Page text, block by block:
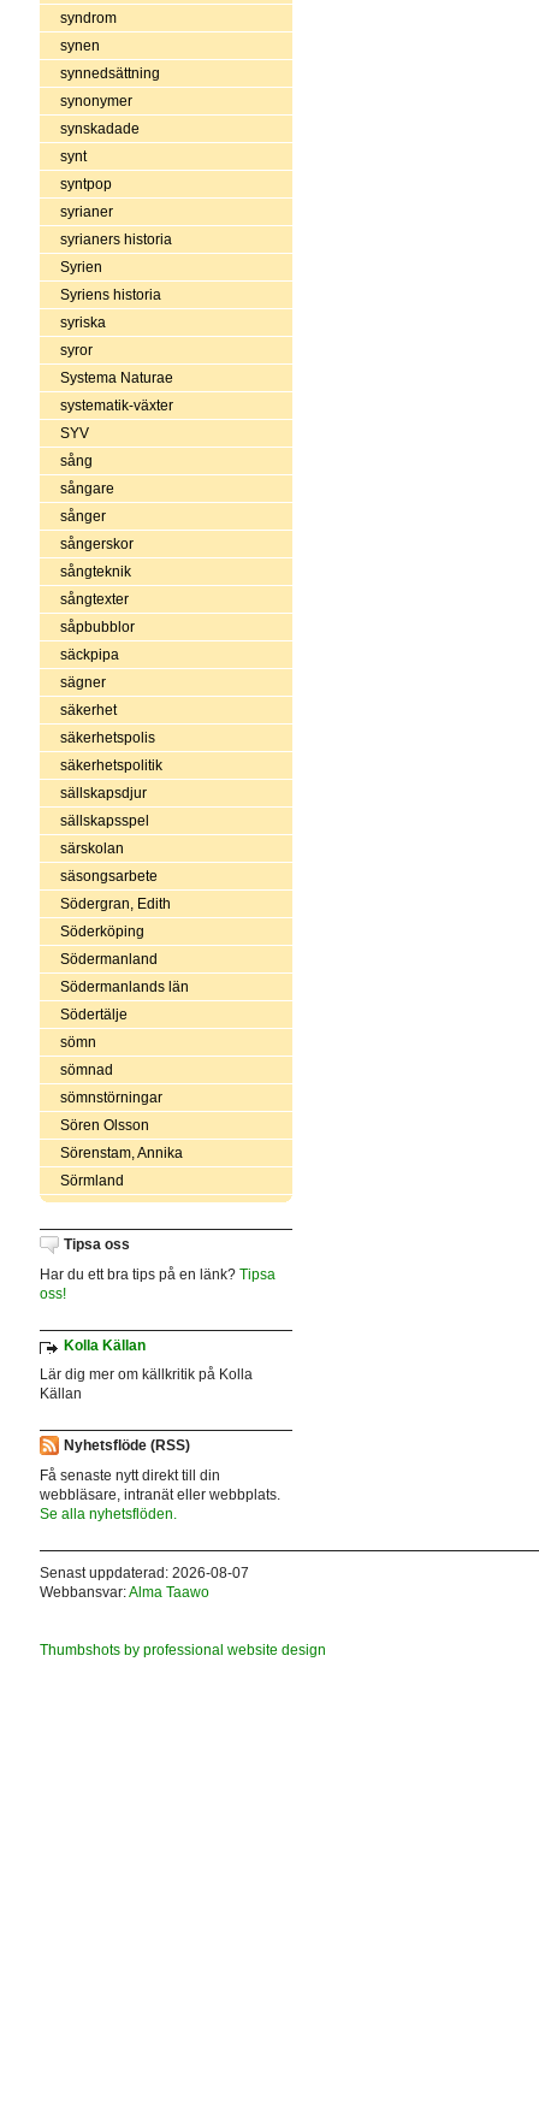
syndrom
synen
synnedsättning
synonymer
synskadade
synt
syntpop
syrianer
syrianers historia
Syrien
Syriens historia
syriska
syror
Systema Naturae
systematik-växter
SYV
sång
sångare
sånger
sångerskor
sångteknik
sångtexter
såpbubblor
säckpipa
sägner
säkerhet
säkerhetspolis
säkerhetspolitik
sällskapsdjur
sällskapsspel
särskolan
säsongsarbete
Södergran, Edith
Söderköping
Södermanland
Södermanlands län
Södertälje
sömn
sömnad
sömnstörningar
Sören Olsson
Sörenstam, Annika
Sörmland
Tipsa oss
Har du ett bra tips på en länk? Tipsa
oss!
Kolla Källan
Lär dig mer om källkritik på Kolla
Källan
Nyhetsflöde (RSS)
Få senaste nytt direkt till din
webbläsare, intranät eller webbplats.
Se alla nyhetsflöden.
Senast uppdaterad: 2026-08-07
Webbansvar:Alma Taawo
Thumbshots by professional website design